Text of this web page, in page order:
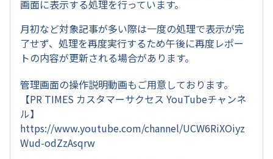
画面に表示する処理を行っています。
月初など対象記事が多い際は一度の処理で表示が完
了せず、処理を再度実行するため午後に再度レポー
トの内容が更新される場合があります。
管理画面の操作説明動画もご用意しております。
【PR TIMES カスタマーサクセス YouTubeチャンネ
ル】
https://www.youtube.com/channel/UCW6RiXOiyz
Wud-odZzAsqrw